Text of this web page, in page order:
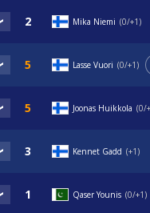
Mika Niemi 0/+1
Lasse Vuori 0/+1
Joonas Huikkola 0/
Kennet Gadd +1
Qaser Younis 0/+1